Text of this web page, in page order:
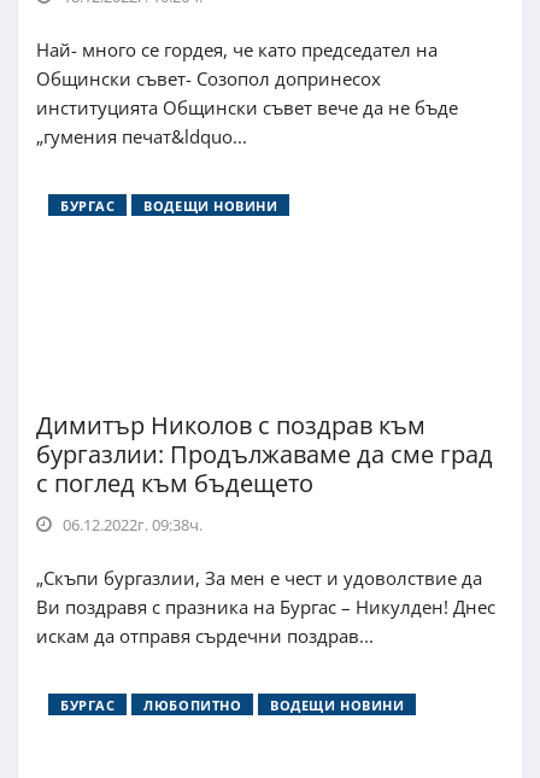
Най- много се гордея, че като председател на
Общински съвет- Созопол допринесох
институцията Общински съвет вече да не бъде
„гумения печат&ldquo...
БУРГАС ВОДЕЩИ НОВИНИ
Димитър Николов с поздрав към
бургазлии: Продължаваме да сме град
с поглед към бъдещето
06.12.2022г. 09:38ч.
„Скъпи бургазлии, За мен е чест и удоволствие да
Ви поздравя с празника на Бургас – Никулден! Днес
искам да отправя сърдечни поздрав...
БУРГАС ЛЮБОПИТНО ВОДЕЩИ НОВИНИ